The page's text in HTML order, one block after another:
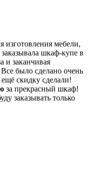
мебели,
шкаф-купе в
и заканчивая
было сделано очень
скидку сделали!
за прекрасный шкаф!
заказывать только